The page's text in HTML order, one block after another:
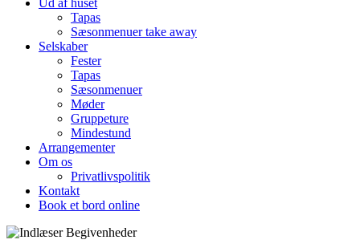
Ud af huset
Tapas
Sæsonmenuer take away
Selskaber
Fester
Tapas
Sæsonmenuer
Møder
Gruppeture
Mindestund
Arrangementer
Om os
Privatlivspolitik
Kontakt
Book et bord online